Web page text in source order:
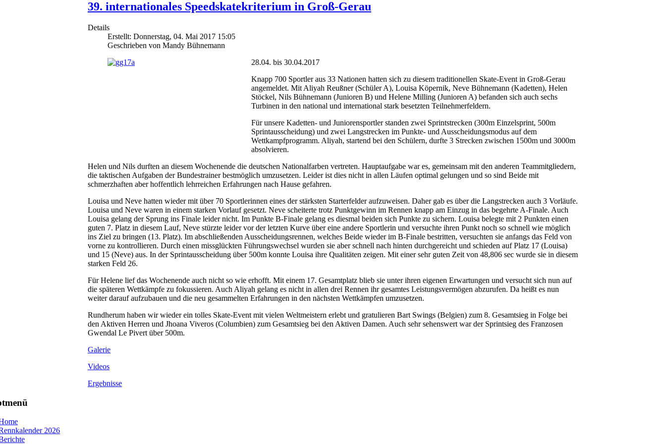
39. internationales Speedskatekriterium in Groß-Gerau
Details
Erstellt: Donnerstag, 04. Mai 2017 15:05
Geschrieben von Mandy Bühnemann
28.04. bis 30.04.2017
Knapp 700 Sportler aus 33 Nationen hatten sich zu diesem traditionellen Skate-Event in Groß-Gerau
angemeldet. Mit Aliyah Reußner (Schüler A), Louisa Köpernik, Neve Bühnemann (Kadetten), Helen
Stöckel, Nils Bühnemann (Junioren B) und Helene Milling (Junioren A) befanden sich auch sechs
Turbinen in den national und international stark besetzten Teilnehmerfeldern.
Für unsere Kadetten- und Juniorensportler standen zwei Sprintstrecken (300m Einzelsprint, 500m
Sprintausscheidung) und zwei Langstrecken im Punkte- und Ausscheidungsmodus auf dem
Wettkampfprogramm. Aliyah, startend bei den Schülern, durfte 3 Strecken zwischen 1500m und 3000m
absolvieren.
Helen und Nils durften an diesem Wochenende die deutschen Nationalfarben vertreten. Hauptaufgabe war es, gemeinsam mit den anderen Teammitgliedern,
die taktischen Aufgaben der Bundestrainer bestmöglich umzusetzen. Leider ist dies nicht in allen Läufen optimal gelungen und so sind Beide mit
schmerzhaften aber hoffentlich lehrreichen Erfahrungen nach Hause gefahren.
Louisa und Neve hatten wieder mit über 70 Sportlerinnen eines der stärksten Starterfelder aufzuweisen. Daher gab es über die Langstrecken auch 3 Vorläufe.
Louisa und Neve waren in einem starken Vorlauf gesetzt. Neve scheiterte trotz Punktgewinn im Rennen knapp am Einzug in das begehrte A-Finale. Auch
Louisa gelang der Sprung ins Finale leider nicht. Im Punkte B-Finale gelang es diesmal beiden sich Punkte zu sichern. Louisa belegte mit 2 Punkten einen
guten 7. Platz in diesem Lauf, Neve stürzte leider vor der letzten Kurve über eine andere Sportlerin und versuchte ihren Punkt noch so schnell wie möglich
ins Ziel zu bringen (13. Platz). Im abschließenden Ausscheidungsrennen, welches Beide wieder im B-Finale bestritten, versuchten sie anfangs das Feld von
vorne zu kontrollieren. Durch einen missglückten Führungswechsel wurden sie aber schnell nach hinten durchgereicht und schieden auf Platz 17 (Louisa)
und 15 (Neve) aus. In der Sprintausscheidung über 500m konnte Louisa ihre Qualitäten zeigen. Mit einer sehr guten Zeit von 48,806 sec wurde sie in diesem
starken Feld 26.
Für Helene lief das Wochenende auch nicht so wie erhofft. Mit einem 17. Gesamtplatz blieb sie unter ihren eigenen Erwartungen und versucht sich nun auf
die späteren Wettkämpfe zu fokussieren. Auch Aliyah gelang es nicht in allen drei Rennen ihr gesamtes Leistungsvermögen abzurufen. Da heißt es nun
weiter darauf aufzubauen und die neu gesammelten Erfahrungen in den nächsten Wettkämpfen umzusetzen.
Rundherum haben wir wieder ein tolles Skate-Event mit vielen Weltmeistern erlebt und gratulieren Bart Swings (Belgien) zum 8. Gesamtsieg in Folge bei
den Aktiven Herren und Jhoana Viveros (Columbien) zum Gesamtsieg bei den Aktiven Damen. Auch sehr sehenswert war der Sprintsieg des Franzosen
Gwendal Le Pivert über 500m.
Galerie
Videos
Ergebnisse
2026